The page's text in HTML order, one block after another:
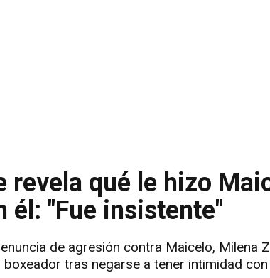
revela qué le hizo
él: "Fue insistente"
de agresión contra Maicelo, Milena
tras negarse a tener intimidad con